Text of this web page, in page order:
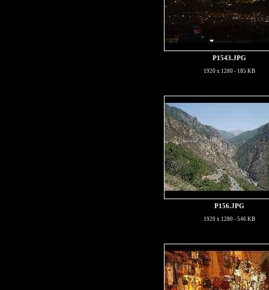
P1543.JPG
1920 x 1280 - 185 KB
P156.JPG
1920 x 1280 - 546 KB